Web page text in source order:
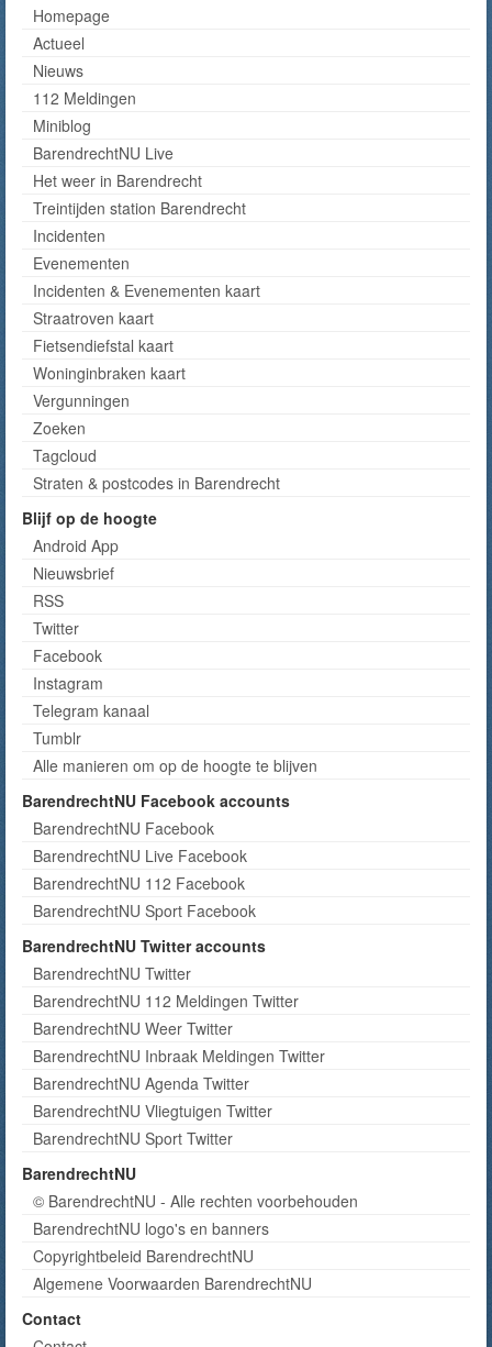
Homepage
Actueel
Nieuws
112 Meldingen
Miniblog
BarendrechtNU Live
Het weer in Barendrecht
Treintijden station Barendrecht
Incidenten
Evenementen
Incidenten & Evenementen kaart
Straatroven kaart
Fietsendiefstal kaart
Woninginbraken kaart
Vergunningen
Zoeken
Tagcloud
Straten & postcodes in Barendrecht
Blijf op de hoogte
Android App
Nieuwsbrief
RSS
Twitter
Facebook
Instagram
Telegram kanaal
Tumblr
Alle manieren om op de hoogte te blijven
BarendrechtNU Facebook accounts
BarendrechtNU Facebook
BarendrechtNU Live Facebook
BarendrechtNU 112 Facebook
BarendrechtNU Sport Facebook
BarendrechtNU Twitter accounts
BarendrechtNU Twitter
BarendrechtNU 112 Meldingen Twitter
BarendrechtNU Weer Twitter
BarendrechtNU Inbraak Meldingen Twitter
BarendrechtNU Agenda Twitter
BarendrechtNU Vliegtuigen Twitter
BarendrechtNU Sport Twitter
BarendrechtNU
© BarendrechtNU - Alle rechten voorbehouden
BarendrechtNU logo's en banners
Copyrightbeleid BarendrechtNU
Algemene Voorwaarden BarendrechtNU
Contact